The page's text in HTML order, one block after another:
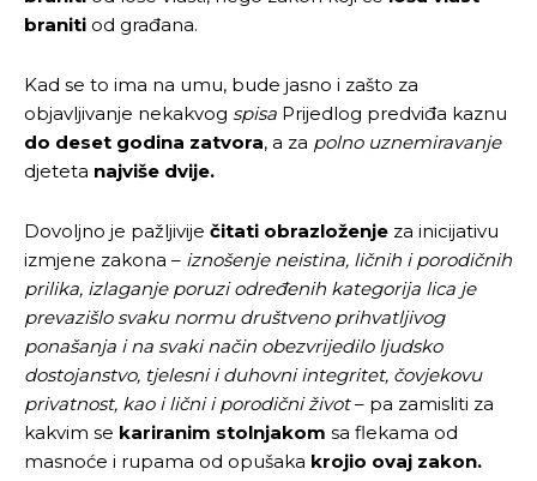
braniti od građana.
Kad se to ima na umu, bude jasno i zašto za
objavljivanje nekakvog spisa Prijedlog predviđa kaznu
do deset godina zatvora, a za polno uznemiravanje
djeteta najviše dvije.
Dovoljno je pažljivije čitati obrazloženje za inicijativu
izmjene zakona – iznošenje neistina, ličnih i porodičnih
prilika, izlaganje poruzi određenih kategorija lica je
prevazišlo svaku normu društveno prihvatljivog
ponašanja i na svaki način obezvrijedilo ljudsko
dostojanstvo, tjelesni i duhovni integritet, čovjekovu
privatnost, kao i lični i porodični život– pa zamisliti za
kakvim se kariranim stolnjakom sa flekama od
masnoće i rupama od opušaka krojio ovaj zakon.